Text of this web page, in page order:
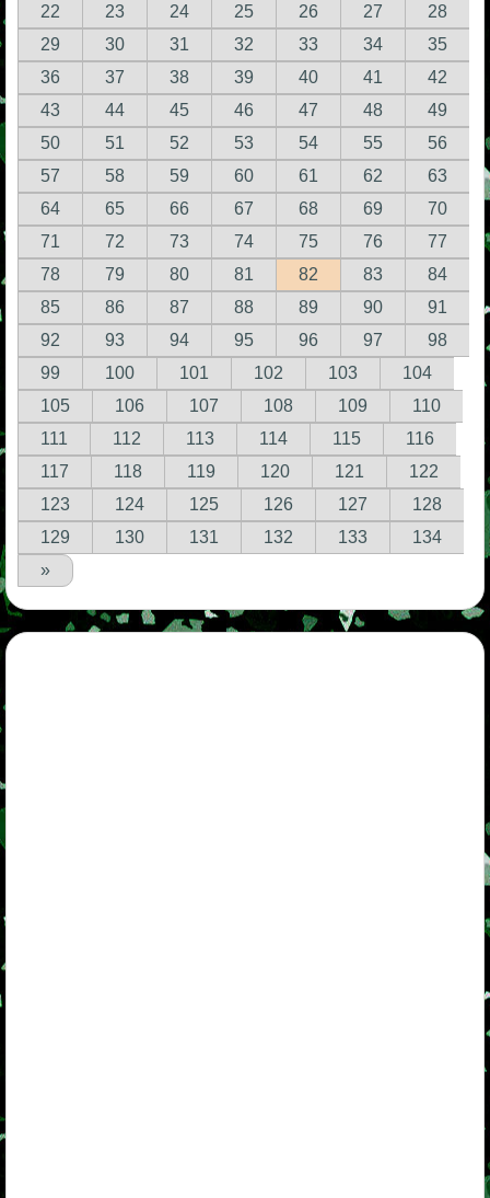
22
23 24 25 26 27
28
29
30 31 32 33 34
35
36
37 38 39 40 41
42
43
44 45 46 47 48
49
50
51 52 53 54 55
56
57
58 59 60 61 62
63
64
65 66 67 68 69
70
71
72 73 74 75 76
77
78
79 80 81 82 83
84
85
86 87 88 89 90
91
92
93 94 95 96 97
98
99
100 101 102 103
104
105
106 107 108 109
110
111
112 113 114 115
116
117
118 119 120 121
122
123
124 125 126 127
128
129
130 131 132 133
134
»